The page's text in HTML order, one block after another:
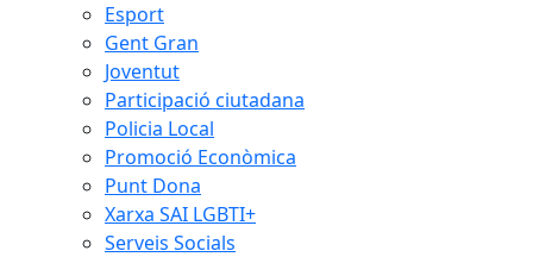
Esport
Gent Gran
Joventut
Participació ciutadana
Policia Local
Promoció Econòmica
Punt Dona
Xarxa SAI LGBTI+
Serveis Socials